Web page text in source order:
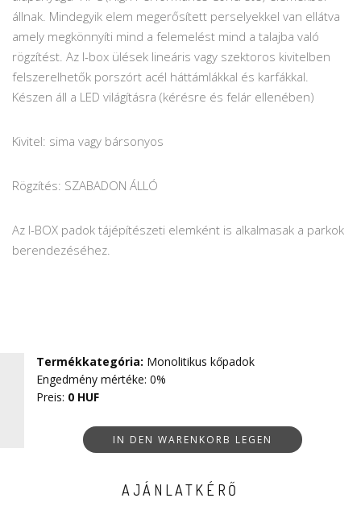
állnak. Mindegyik elem megerősített perselyekkel van ellátva
amely megkönnyíti mind a felemelést mind a talajba való
rögzítést. Az I-box ülések lineáris vagy szektoros kivitelben
felszerelhetők porszórt acél háttámlákkal és karfákkal.
Készen áll a LED világításra (kérésre és felár ellenében)
Kivitel: sima vagy bársonyos
Rögzítés: SZABADON ÁLLÓ
Az I-BOX padok tájépítészeti elemként is alkalmasak a parkok
berendezéséhez.
Termékkategória: Monolitikus kőpadok
Engedmény mértéke: 0%
Preis: 0 HUF
IN DEN WARENKORB LEGEN
AJÁNLATKÉRŐ